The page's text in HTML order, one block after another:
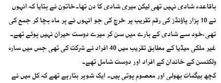
باقاعدہ شادی نہیں تھی لیکن میری شادی کا دن تھا۔خاتون نے بتایا کہ انہوں
نے 10 ہزار پاؤنڈز کی رقم تقریب پر خرچ کی جو انہوں نے ہر ماہ بچا کر جمع کی
تھی،خود سے شادی کے بارے میں سن کر میرے دوست حیران نہیں ہوئے تھے۔
غیر ملکی میڈیا کے مطابق تقریب میں 40 افراد نے شرکت کی تھی جس میں سارہ
ولکنسن کے خاندان کے افراد اور دوست شامل تھے۔
کچھ بیگمات بھولی اور معصوم ہوتی ہیں۔ ایک شوہر بتارہے تھے کہ کل میں نے